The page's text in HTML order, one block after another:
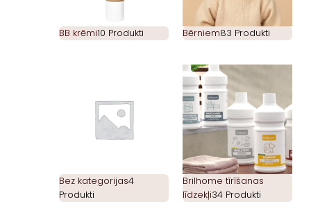
BB krēmi10 Produkti Bērniem83 Produkti
Bez kategorijas4
Produkti
Brilhome tīrīšanas
līdzekļi34 Produkti